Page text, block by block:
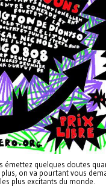
quelques doutes
on va pourtant vous
plus excitants du monde.